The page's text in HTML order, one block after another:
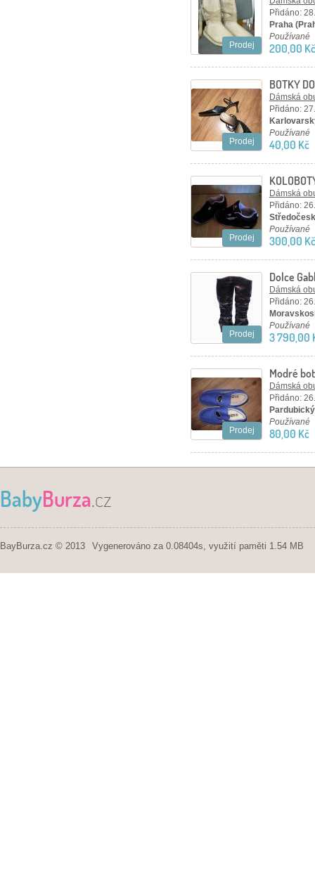
Prodej
Přidáno:
Praha
Používané
200,00 Kč
Prodej
BOTKY
Dámská
Přidáno:
Používané
40,00 Kč
Prodej
Dámská
Přidáno:
Používané
300,00 Kč
Prodej
Dolce
Dámská
Přidáno:
Používané
3 790,00
Prodej
Modré
Dámská
Přidáno:
Používané
80,00 Kč
BabyBurza.cz
BayBurza.cz © 2013 Vygenerováno za 0.08404s, využití paměti 1.54 MB